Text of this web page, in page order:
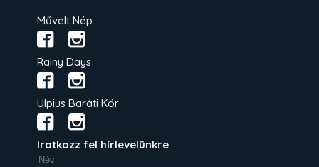
Művelt Nép
Rainy Days
Ulpius Baráti Kör
Iratkozz fel hírlevelünkre